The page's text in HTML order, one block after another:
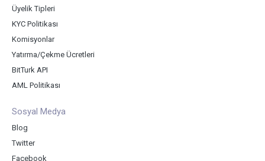
Üyelik Tipleri
KYC Politikası
Komisyonlar
Yatırma/Çekme Ücretleri
BitTurk API
AML Politikası
Sosyal Medya
Blog
Twitter
Facebook